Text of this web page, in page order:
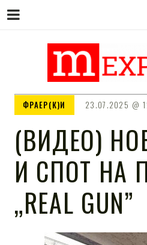
M
ФРАЕР(К)И 23.07.2025
(ВИДЕО)
И СПОТ НА
„REAL GUN”